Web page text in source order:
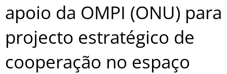
apoio da OMPI (ONU) para
projecto estratégico de
cooperação no espaço